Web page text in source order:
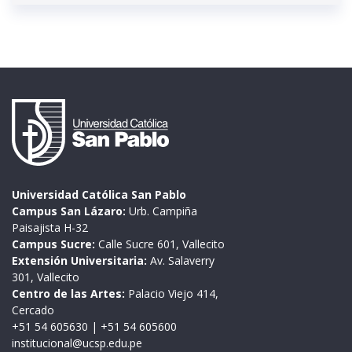
Universidad Católica San Pablo
Campus San Lázaro: Urb. Campiña
Paisajista H-32
Campus Sucre: Calle Sucre 601, Vallecito
Extensión Universitaria: Av. Salaverry
301, Vallecito
Centro de las Artes: Palacio Viejo 414,
Cercado
+51 54 605630 | +51 54 605600
institucional@ucsp.edu.pe